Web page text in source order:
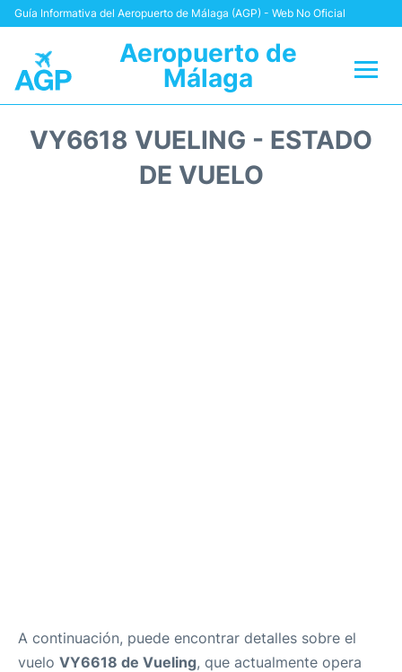
Guía Informativa del Aeropuerto de Málaga (AGP) - Web No Oficial
Aeropuerto de
Málaga
VY6618 VUELING - ESTADO
DE VUELO
A continuación, puede encontrar detalles sobre el
vuelo VY6618 de Vueling, que actualmente opera